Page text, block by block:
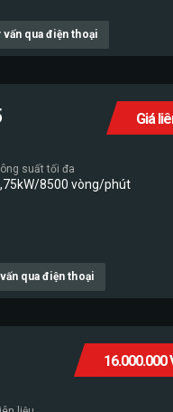
vấn qua điện thoại
Giá
suất tối đa
8500 vòng/phút
qua điện thoại
16.000.000